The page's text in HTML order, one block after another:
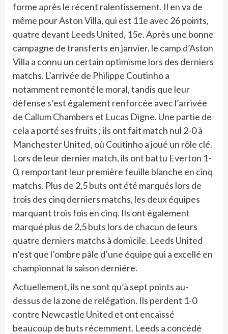
forme après le récent ralentissement. Il en va de
même pour Aston Villa, qui est 11e avec 26 points,
quatre devant Leeds United, 15e. Après une bonne
campagne de transferts en janvier, le camp d’Aston
Villa a connu un certain optimisme lors des derniers
matchs. L’arrivée de Philippe Coutinho a
notamment remonté le moral, tandis que leur
défense s’est également renforcée avec l’arrivée
de Callum Chambers et Lucas Digne. Une partie de
cela a porté ses fruits ; ils ont fait match nul 2-0 à
Manchester United, où Coutinho a joué un rôle clé.
Lors de leur dernier match, ils ont battu Everton 1-
0, remportant leur première feuille blanche en cinq
matchs. Plus de 2,5 buts ont été marqués lors de
trois des cinq derniers matchs, les deux équipes
marquant trois fois en cinq. Ils ont également
marqué plus de 2,5 buts lors de chacun de leurs
quatre derniers matchs à domicile. Leeds United
n’est que l’ombre pâle d’une équipe qui a excellé en
championnat la saison dernière.
Actuellement, ils ne sont qu’à sept points au-
dessus de la zone de relégation. Ils perdent 1-0
contre Newcastle United et ont encaissé
beaucoup de buts récemment. Leeds a concédé